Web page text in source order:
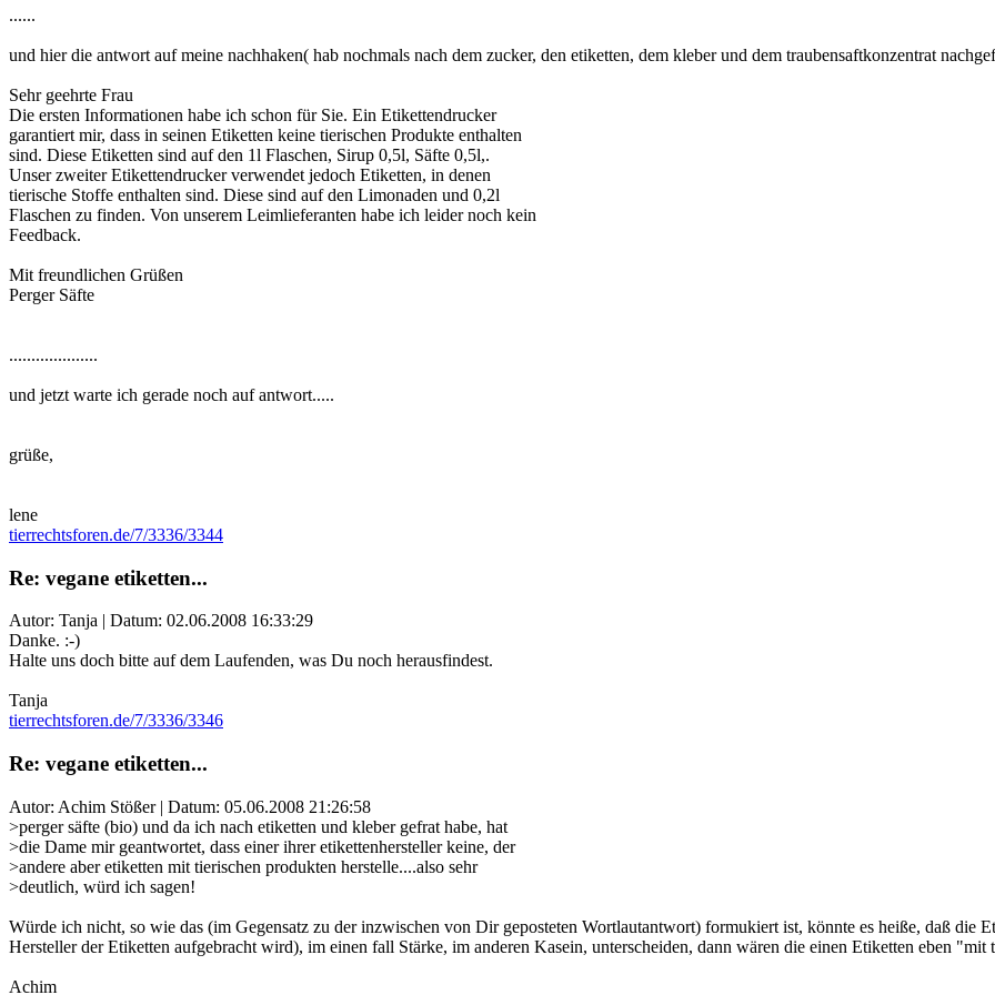
......
und hier die antwort auf meine nachhaken( hab nochmals nach dem zucker, den etiketten, dem kleber und dem traubensaftkonzentrat
Sehr geehrte Frau
Die ersten Informationen habe ich schon für Sie. Ein Etikettendrucker
garantiert mir, dass in seinen Etiketten keine tierischen Produkte enthalten
sind. Diese Etiketten sind auf den 1l Flaschen, Sirup 0,5l, Säfte 0,5l,.
Unser zweiter Etikettendrucker verwendet jedoch Etiketten, in denen
tierische Stoffe enthalten sind. Diese sind auf den Limonaden und 0,2l
Flaschen zu finden. Von unserem Leimlieferanten habe ich leider noch kein
Feedback.
Mit freundlichen Grüßen
Perger Säfte
....................
und jetzt warte ich gerade noch auf antwort.....
grüße,
lene
tierrechtsforen.de/7/3336/3344
Re: vegane etiketten...
Autor: Tanja | Datum: 02.06.2008 16:33:29
Danke. :-)
Halte uns doch bitte auf dem Laufenden, was Du noch herausfindest.
Tanja
tierrechtsforen.de/7/3336/3346
Re: vegane etiketten...
Autor: Achim Stößer | Datum: 05.06.2008 21:26:58
>perger säfte (bio) und da ich nach etiketten und kleber gefrat habe, hat
>die Dame mir geantwortet, dass einer ihrer etikettenhersteller keine, der
>andere aber etiketten mit tierischen produkten herstelle....also sehr
>deutlich, würd ich sagen!
Würde ich nicht, so wie das (im Gegensatz zu der inzwischen von Dir geposteten Wortlautantwort) formukiert ist, könnte es heiße, daß die
Hersteller der Etiketten aufgebracht wird), im einen fall Stärke, im anderen Kasein, unterscheiden, dann wären die einen Etiketten eben "mit
Achim